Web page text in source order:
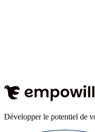
Développer le potentiel de